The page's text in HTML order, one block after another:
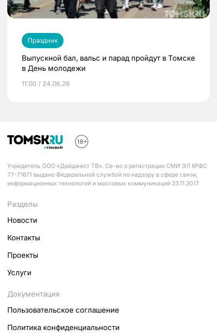
Праздник
Выпускной бал, вальс и парад пройдут в Томске
в День молодежи
11:00 / 24.06.26
Учредитель ООО «Дайджест ТВ». Св-во о регистрации СМИ ЭЛ №ФС
77-71671 выдано Федеральной службой по надзору в сфере связи,
информационных технологий и массовых коммуникаций 23.11.2017
Разделы
Новости
Контакты
Проекты
Услуги
Документация
Пользовательское соглашение
Политика конфиденциальности